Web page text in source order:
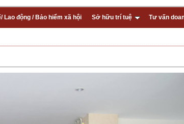
Lao động / Bảo hiểm xã hội Sở hữu trí tuệ Tư vấn